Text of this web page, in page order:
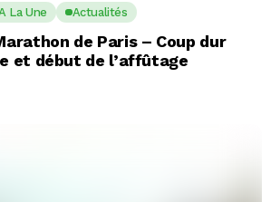
La Une Actualités
de Paris – Coup dur
et début de l’affûtage